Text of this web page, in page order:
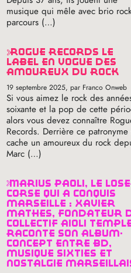
musique qui mêle avec brio
parcours (…)
rogue records le
label en vogue des
amoureux du rock
19 septembre 2025, par Franco Onweb
Si vous aimez le rock des
soixante et la pop de cette
alors vous devez connaître
Records. Derrière ce patronyme
cache un amoureux du rock
Marc (…)
marius paoli, le loser
corse qui a conquis
marseille : xavier
mathès, fondateur
collectif aïoli
raconte son album-
concept entre bd,
musique sixties et
nostalgie